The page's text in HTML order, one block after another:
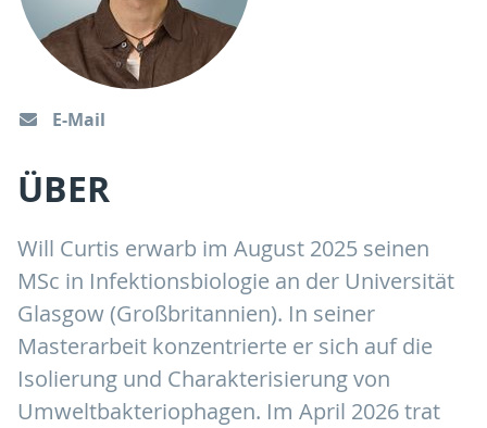
ÜBER
Will Curtis erwarb im August 2025 seinen
MSc in Infektionsbiologie an der Universität
Glasgow (Großbritannien). In seiner
Masterarbeit konzentrierte er sich auf die
Isolierung und Charakterisierung von
Umweltbakteriophagen. Im April 2026 trat
E-Mail